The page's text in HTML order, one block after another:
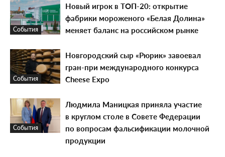
События
Новый игрок в ТОП-20: открытие
фабрики мороженого «Белая Долина»
меняет баланс на российском рынке
События
Новгородский сыр «Рюрик» завоевал
гран-при международного конкурса
Cheese Expo
События
Людмила Маницкая приняла участие
в круглом столе в Совете Федерации
по вопросам фальсификации молочной
продукции